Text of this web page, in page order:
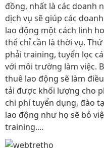
đồng, nhất là các doanh
dịch vụ sẽ giúp các
lao động một cách linh
thể chỉ cần là thời vụ.
phải training, tuyển lọc
với môi trường làm việc.
thuê lao động sẽ làm
tải được khối lượng cho
chi phí tuyển dụng, đào
lao động như họ sẽ bỏ
training....